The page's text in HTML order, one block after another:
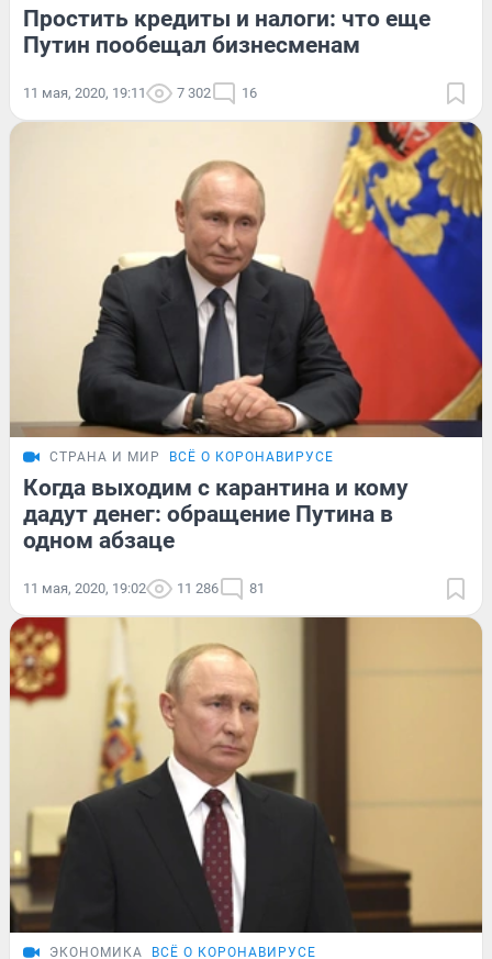
Простить кредиты и налоги: что еще
Путин пообещал бизнесменам
11 мая, 2020, 19:11 7 302 16
СТРАНА И МИР ВСЁ О КОРОНАВИРУСЕ
Когда выходим с карантина и кому
дадут денег: обращение Путина в
одном абзаце
11 мая, 2020, 19:02 11 286 81
ЭКОНОМИКА ВСЁ О КОРОНАВИРУСЕ